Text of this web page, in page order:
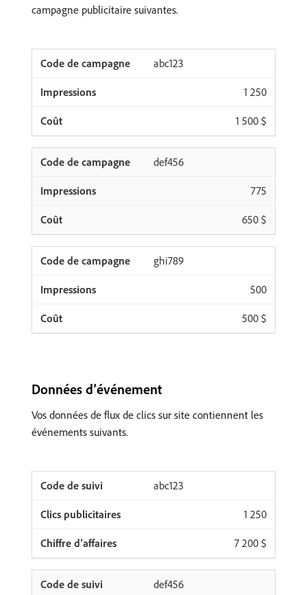
campagne publicitaire suivantes.
abc123
1 250
1 500 $
def456
775
650 $
ghi789
500
500 $
Données d’événement
Vos données de flux de clics sur site contiennent les
événements suivants.
abc123
1 250
7 200 $
def456